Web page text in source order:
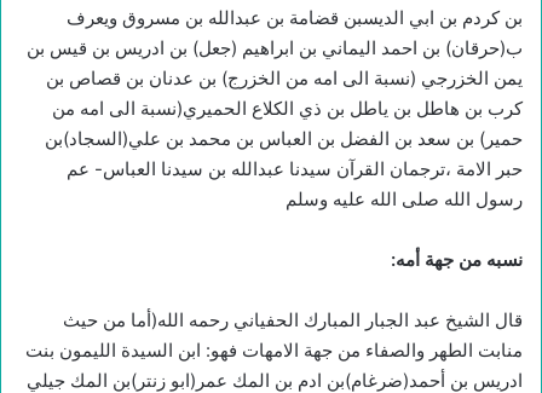
بن كردم بن ابي الديسبن قضامة بن عبدالله بن مسروق ويعرف
ب(حرقان) بن احمد اليماني بن ابراهيم (جعل) بن ادريس بن قيس بن
يمن الخزرجي (نسبة الى امه من الخزرج) بن عدنان بن قصاص بن
كرب بن هاطل بن ياطل بن ذي الكلاع الحميري(نسبة الى امه من
حمير) بن سعد بن الفضل بن العباس بن محمد بن علي(السجاد)بن
حبر الامة ،ترجمان القرآن سيدنا عبدالله بن سيدنا العباس- عم
رسول الله صلى الله عليه وسلم
نسبه من جهة أمه:
قال الشيخ عبد الجبار المبارك الحفياني رحمه الله(أما من حيث
منابت الطهر والصفاء من جهة الامهات فهو: ابن السيدة الليمون بنت
ادريس بن أحمد(ضرغام)بن ادم بن المك عمر(ابو زنتر)بن المك جيلي